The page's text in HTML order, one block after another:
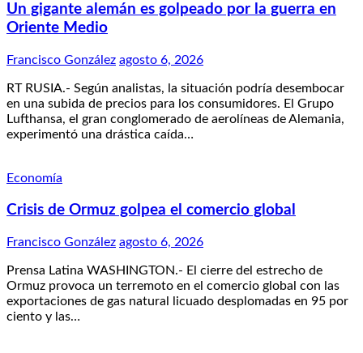
Un gigante alemán es golpeado por la guerra en
Oriente Medio
Francisco González agosto 6, 2026
RT RUSIA.- Según analistas, la situación podría desembocar
en una subida de precios para los consumidores. El Grupo
Lufthansa, el gran conglomerado de aerolíneas de Alemania,
experimentó una drástica caída…
Economía
Crisis de Ormuz golpea el comercio global
Francisco González agosto 6, 2026
Prensa Latina WASHINGTON.- El cierre del estrecho de
Ormuz provoca un terremoto en el comercio global con las
exportaciones de gas natural licuado desplomadas en 95 por
ciento y las…